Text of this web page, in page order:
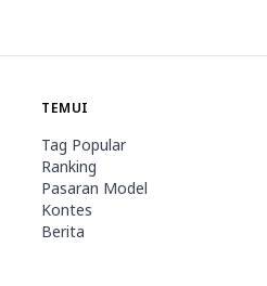
TEMUI
Tag Popular
Ranking
Pasaran Model
Kontes
Berita